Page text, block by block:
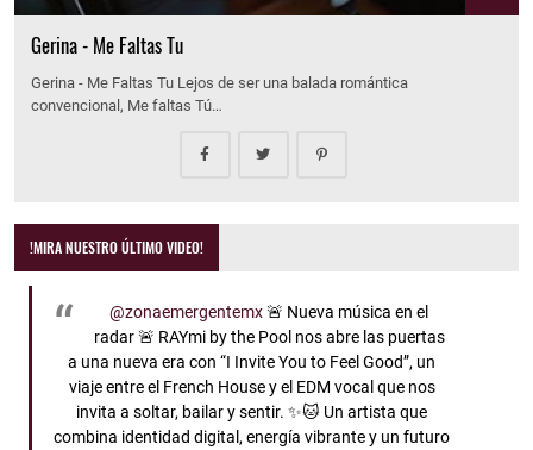
Gerina - Me Faltas Tu
Gerina - Me Faltas Tu Lejos de ser una balada romántica
convencional, Me faltas Tú…
!MIRA NUESTRO ÚLTIMO VIDEO!
@zonaemergentemx🚨 Nueva música en el
radar 🚨 RAYmi by the Pool nos abre las puertas
a una nueva era con “I Invite You to Feel Good”, un
viaje entre el French House y el EDM vocal que nos
invita a soltar, bailar y sentir. ✨🐱 Un artista que
combina identidad digital, energía vibrante y un futuro